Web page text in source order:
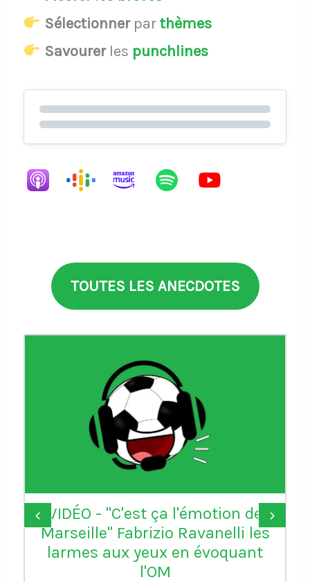
Sélectionnerparthèmes
Savourerles punchlines
TOUTES LES ANECDOTES
VIDÉO - "C'est ça l'émotion de
Marseille" Fabrizio Ravanelli les
larmes aux yeux en évoquant
l'OM
‹ ›